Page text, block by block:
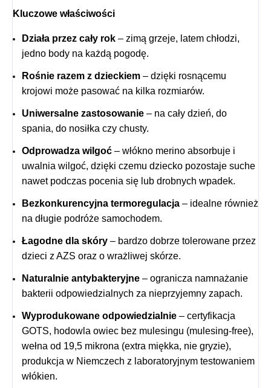
Kluczowe właściwości
Działa przez cały rok – zimą grzeje, latem chłodzi,
jedno body na każdą pogodę.
Rośnie razem z dzieckiem – dzięki rosnącemu
krojowi może pasować na kilka rozmiarów.
Uniwersalne zastosowanie – na cały dzień, do
spania, do nosiłka czy chusty.
Odprowadza wilgoć – włókno merino absorbuje i
uwalnia wilgoć, dzięki czemu dziecko pozostaje suche
nawet podczas pocenia się lub drobnych wpadek.
Bezkonkurencyjna termoregulacja – idealne również
na długie podróże samochodem.
Łagodne dla skóry – bardzo dobrze tolerowane przez
dzieci z AZS oraz o wrażliwej skórze.
Naturalnie antybakteryjne – ogranicza namnażanie
bakterii odpowiedzialnych za nieprzyjemny zapach.
Wyprodukowane odpowiedzialnie – certyfikacja
GOTS, hodowla owiec bez mulesingu (mulesing-free),
wełna od 19,5 mikrona (extra miękka, nie gryzie),
produkcja w Niemczech z laboratoryjnym testowaniem
włókien.